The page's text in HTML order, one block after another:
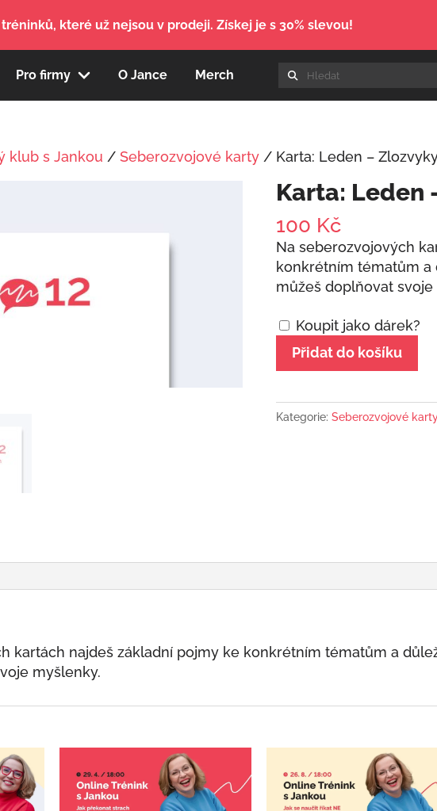
které už nejsou v prodeji. Získej je s 30% slevou!
Pro firmy O Jance Merch
klub s Jankou / Seberozvojové karty / Karta: Leden –
Karta: Leden
100 Kč
Na seberozvojových
konkrétním tématům a
můžeš doplňovat svoje
Koupit jako dárek?
Karta:
Zlozvyky
množství
Přidat do košíku
Kategorie: Seberozvojové karty
kartách najdeš základní pojmy ke konkrétním tématům a
myšlenky.